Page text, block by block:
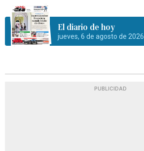
El diario de hoy
jueves, 6 de agosto de 2026
PUBLICIDAD